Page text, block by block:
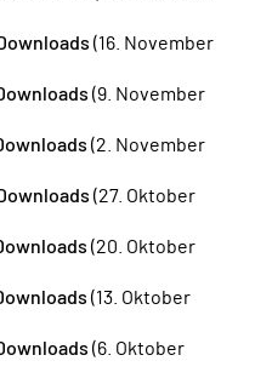
(16. November
(9. November
(2. November
(27. Oktober
(20. Oktober
(13. Oktober
(6. Oktober